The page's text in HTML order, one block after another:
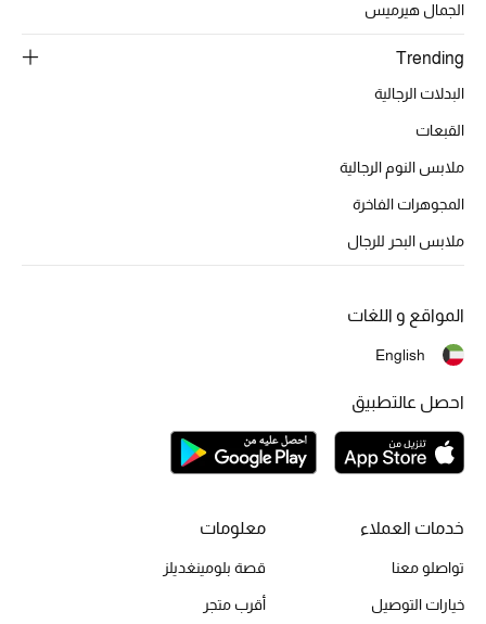
الأحذية الرجالية
أحذية للأطفال
أبرز المصممين
أحذية مختارة
تسوقوا الأحذية
الجمال
الجديد في عالم الجمال
الجمال هيرميس
Trending
البدلات الرجالية
القبعات
ملابس النوم الرجالية
المجوهرات الفاخرة
ملابس البحر للرجال
خدمات العملاء
تواصلو معنا
خيارات التوصيل
معلومات
قصة بلومينغديلز
أقرب متجر
المواقع و اللغات
English
احصل عالتطبيق